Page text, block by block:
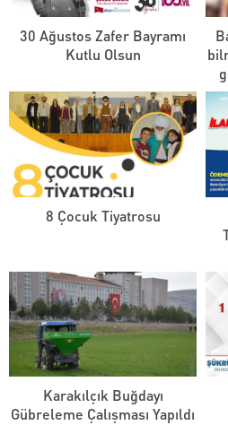
30 Ağustos Zafer Bayramı
Kutlu Olsun
8 Çocuk Tiyatrosu
Karakılçık Buğdayı
Gübreleme Çalışması Yapıldı